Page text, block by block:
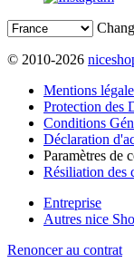
© 2010-2026
Mentions
Protection des
Conditions
Déclaration
Paramètres de
Résiliation des
Entreprise
Autres nice
Renoncer au contrat